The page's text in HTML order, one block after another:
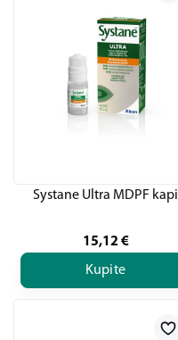
Systane Ultra MDPF kapi
15,12 €
Kupite